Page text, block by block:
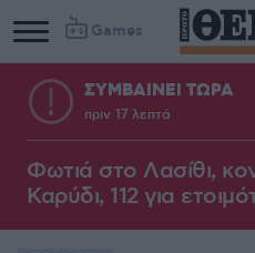
Games
ΣΥΜΒΑΙΝΕΙ ΤΩΡΑ
πριν 17 λεπτά
Φωτιά στο Λασίθι,
Καρύδι, 112 για